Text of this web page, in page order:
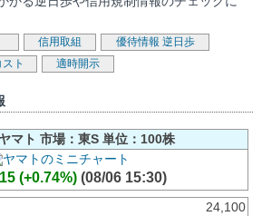
信用取組 優待情報 逆日歩
ト 適時開示
マト 市場：東S 単位：100株
(+0.74%) (08/06 15:30)
24,100